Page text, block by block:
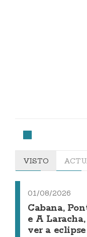
VISTO
01/08/2026
Cabana,
e A
ver a